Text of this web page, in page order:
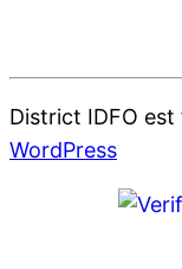
District IDFO
WordPress